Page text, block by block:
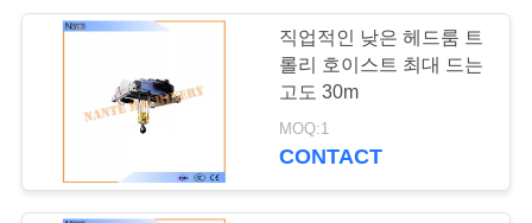
직업적인 낮은 헤드룸 트
롤리 호이스트 최대 드는
고도 30m
MOQ:1
CONTACT